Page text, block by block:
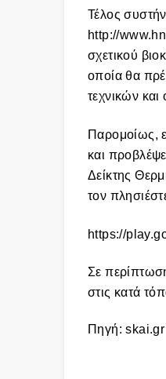
Τέλος
http://
σχετικού
οποία θα
τεχνικών
Παρομοίως,
και
Δείκτης
τον
https://
Σε
στις κατά
Πηγή: skai.gr